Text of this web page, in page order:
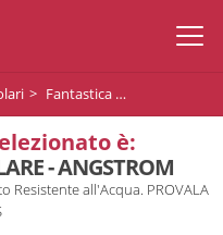
Fantastica CREMA SOLARE - ANGSTROM
è:
- ANGSTROM
Resistente all'Acqua. PROVALA